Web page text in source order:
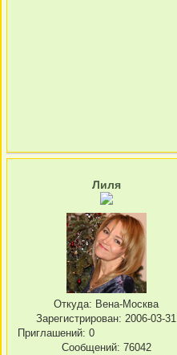
Лиля
Откуда: Вена-Москва
Зарегистрирован: 2006-03-31
Приглашений: 0
Сообщений: 76042